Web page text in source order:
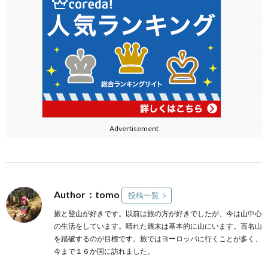
Advertisement
Author：tomo 投稿一覧
旅と登山が好きです。以前は旅の方が好きでしたが、今は山中心
の生活をしています。晴れた週末は基本的に山にいます。百名山
を踏破するのが目標です。旅ではヨーロッパに行くことが多く、
今まで１６か国に訪れました。